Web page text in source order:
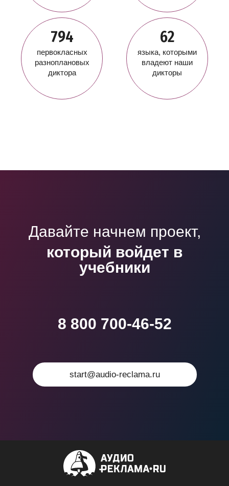
794
первокласных
разноплановых
диктора
62
языка, которыми
владеют наши
дикторы
Давайте начнем проект,
который войдет в
учебники
8 800 700-46-52
start@audio-reclama.ru